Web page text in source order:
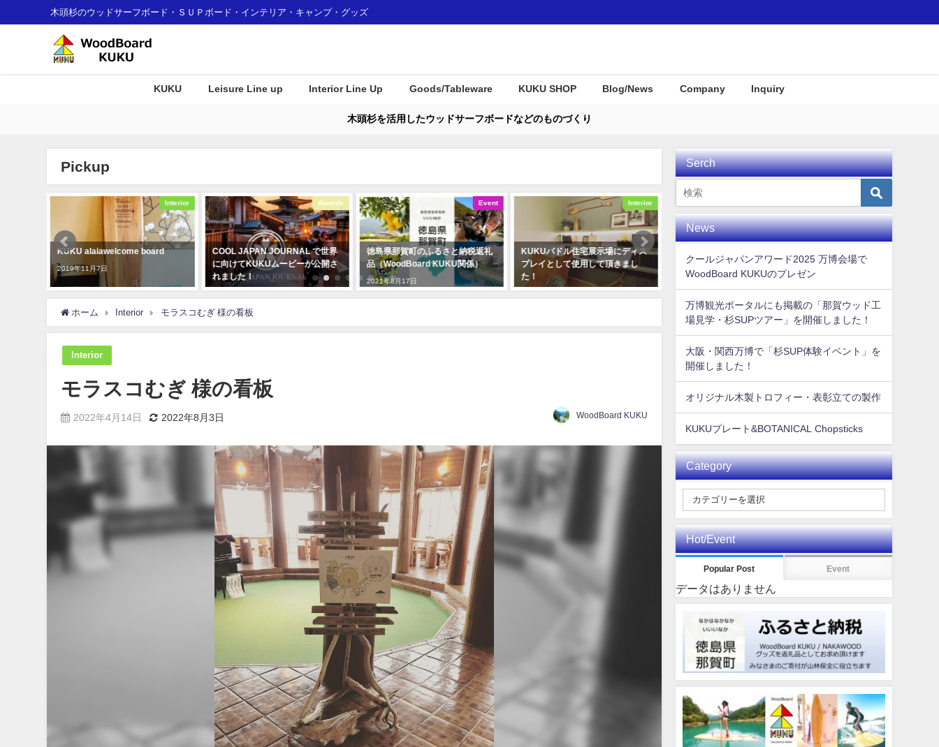
木頭杉のウッドサーフボード・ＳＵＰボード・インテリア・キャンプ・グッズ
KUKU Leisure Line up Interior Line Up Goods/Tableware KUKU SHOP Blog/News Company Inquiry
木頭杉を活用したウッドサーフボードなどのものづくり
Pickup
Awards
COOL JAPAN JOURNAL で世界
に向けてKUKUムービーが公開さ
れました！
Event
徳島県那賀町のふるさと納税返礼
品（WoodBoard KUKU関係）
2021年8月17日
Interior
KUKUパドル住宅展示場にディス
プレイとして使用して頂きまし
た！
Awards
那賀町産材・ウッドボードＫＵＫ
Ｕがみなとモデル二酸化炭素固定
認証制度に登録されました！
交流の場を頂き感謝です!
イ @リゾナーレ熱海
ホーム Interior モラスコむぎ 様の看板
Interior
モラスコむぎ 様の看板
2022年4月14日 2022年8月3日 WoodBoard KUKU
Serch
News
クールジャパンアワード2025 万博会場で
WoodBoard KUKUのプレゼン
万博観光ポータルにも掲載の「那賀ウッド工
場見学・杉SUPツアー」を開催しました！
大阪・関西万博で「杉SUP体験イベント」を
開催しました！
オリジナル木製トロフィー・表彰立ての製作
KUKUプレート&BOTANICAL Chopsticks
Category
Hot/Event
Popular Post Event
データはありません